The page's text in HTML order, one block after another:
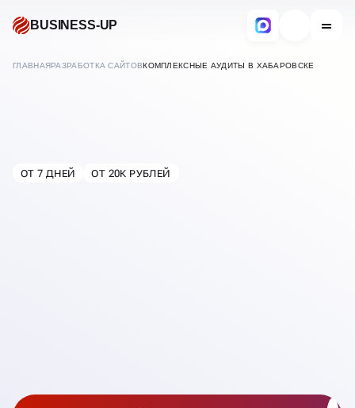
BUSINESS-UP
ГЛАВНАЯРАЗРАБОТКА САЙТОВКОМПЛЕКСНЫЕ АУДИТЫ В ХАБАРОВСКЕ
АУДИТ САЙТА
ОТ 7 ДНЕЙ ОТ 20К РУБЛЕЙ